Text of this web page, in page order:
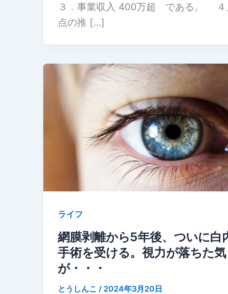
３．事業収入 400万超 である。 ４
点の推 […]
ライフ
網膜剥離から5年後、ついに白
手術を受ける。視力が落ちた気
が・・・
とうしんこ / 2024年3月20日